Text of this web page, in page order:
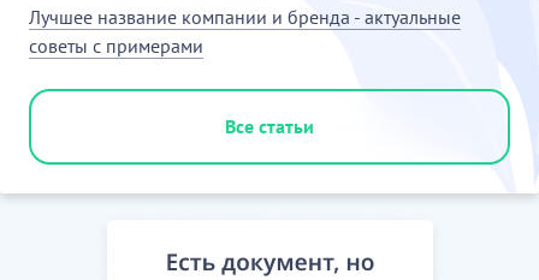
юридическую силу, подписан и вручен по одному
экземпляру каждой из Сторон.
…………………………
[Скрытый текст. Полная версия доступна после
Лучшее название компании и бренда - актуальные
советы с примерами
Все статьи